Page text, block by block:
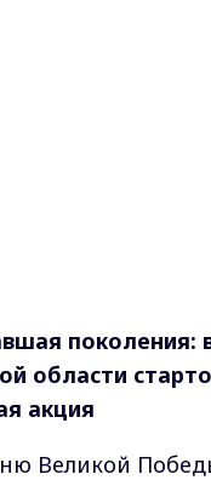
поколения:
области
акция
Великой